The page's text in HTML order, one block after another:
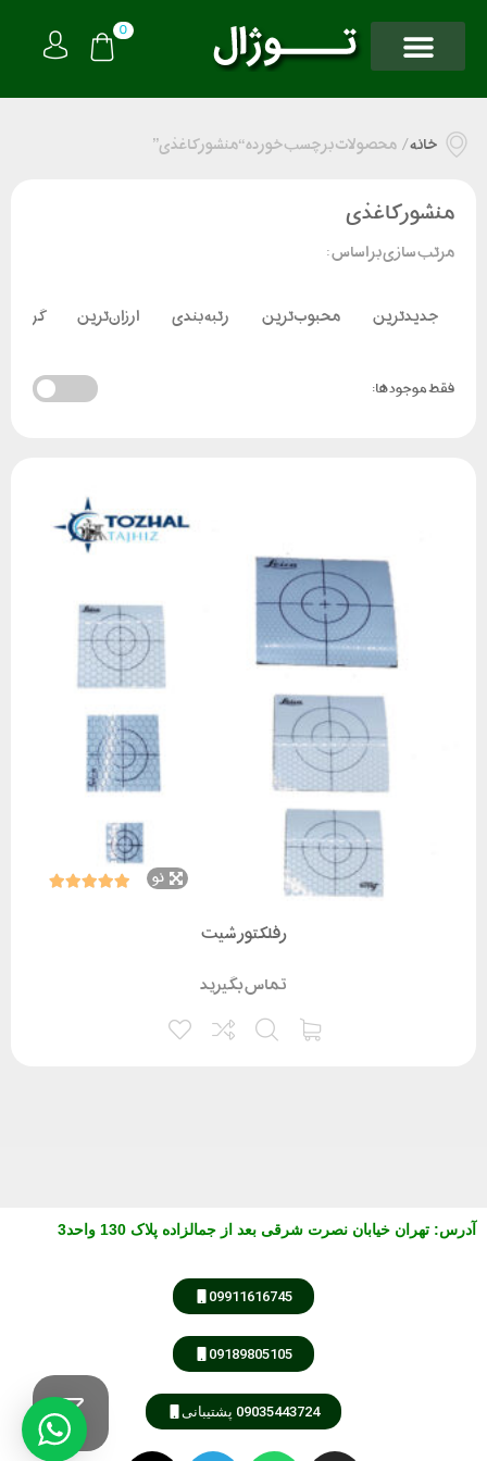
0
خانه/ محصولات برچسب خورده “منشور کاغذی”
منشور کاغذی
مرتب سازی بر اساس :
جدیدترین محبوب‌ترین رتبه بندی ارزان‌ترین
فقط موجود ها:
نو
رفلکتور شیت
تماس بگیرید
آدرس: تهران خیابان نصرت شرقی بعد از جمالزاده پلاک 130 واحد3
09911616745
09189805105
09035443724 پشتیبانی